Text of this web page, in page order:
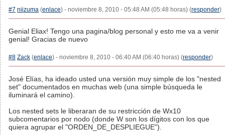
#7 niizuma (enlace) - noviembre 8, 2010 - 05:48 AM (05:48 horas) (responder)
Genial Eliax! Tengo una pagina/blog personal y esto me va a venir
genial! Gracias de nuevo
#8 Zack (enlace) - noviembre 8, 2010 - 06:40 AM (06:40 horas) (responder)
José Elías, ha ideado usted una versión muy simple de los "nested
set" documentados en muchas web (una simple búsqueda le
iluminará el camino).
Los nested sets le liberaran de su restricción de Wx10
subcomentarios por nodo (donde W son los dígitos con los que
quiera agrupar el "ORDEN_DE_DESPLIEGUE").